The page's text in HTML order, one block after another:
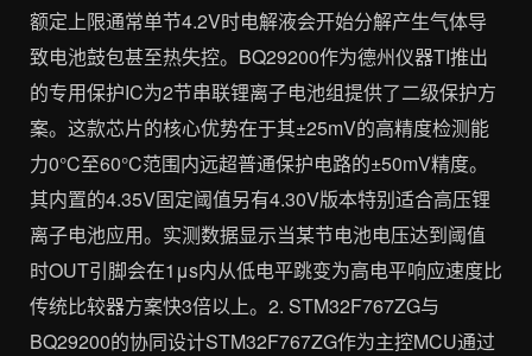
额定上限通常单节4.2V时电解液会开始分解产生气体导
致电池鼓包甚至热失控。BQ29200作为德州仪器TI推出
的专用保护IC为2节串联锂离子电池组提供了二级保护方
案。这款芯片的核心优势在于其±25mV的高精度检测能
力0°C至60°C范围内远超普通保护电路的±50mV精度。
其内置的4.35V固定阈值另有4.30V版本特别适合高压锂
离子电池应用。实测数据显示当某节电池电压达到阈值
时OUT引脚会在1μs内从低电平跳变为高电平响应速度比
传统比较器方案快3倍以上。2. STM32F767ZG与
BQ29200的协同设计STM32F767ZG作为主控MCU通过